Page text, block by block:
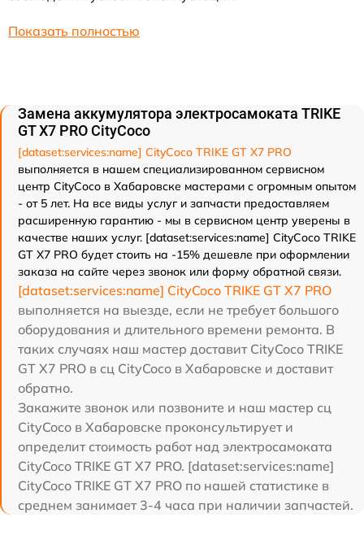
Показать полностью
Замена аккумулятора электросамоката TRIKE
GT X7 PRO CityCoco
[dataset:services:name] CityCoco TRIKE GT X7 PRO
выполняется в нашем специализированном сервисном
центр CityCoco в Хабаровске мастерами с огромным опытом
- от 5 лет. На все виды услуг и запчасти предоставляем
расширенную гарантию - мы в сервисном центр уверены в
качестве наших услуг. [dataset:services:name] CityCoco TRIKE
GT X7 PRO будет стоить на -15% дешевле при оформлении
заказа на сайте через звонок или форму обратной связи.
[dataset:services:name] CityCoco TRIKE GT X7 PRO
выполняется на выезде, если не требует большого
оборудования и длительного времени ремонта. В
таких случаях наш мастер доставит CityCoco TRIKE
GT X7 PRO в сц CityCoco в Хабаровске и доставит
обратно.
Закажите звонок или позвоните и наш мастер сц
CityCoco в Хабаровске проконсультирует и
определит стоимость работ над электросамоката
CityCoco TRIKE GT X7 PRO. [dataset:services:name]
CityCoco TRIKE GT X7 PRO по нашей статистике в
среднем занимает 3-4 часа при наличии запчастей.